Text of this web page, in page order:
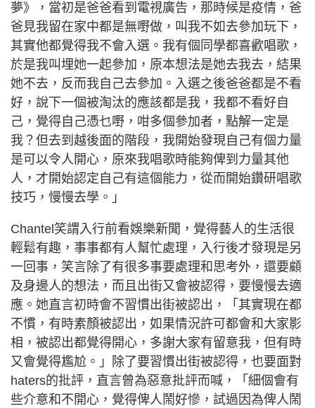
夢》，當初是爸爸看到電視廣告，那時候是疫情，爸
爸見我留在家中都是無嘢做，叫我不如去參加玩下，
其實他都覺得我不會入選。我有個同學都喜歡唱歌，
於是我叫埋她一起參加，原本想法是她去我去，結果
她不去，反而我自己去參加。入選之後爸爸都是不看
好，說下一個被淘汰的應該都是我，我都不看好自
己，覺得自己憑乜嘢，咁多個參加者，點解一定是
我？但去到越後面的階段，我開始發現自己有個力量
是可以令人開心，原來我唱歌時能夠俾到力量其他
人，才開始認定自己有這個能力，從而開始鑽研唱歌
技巧，慢慢去學。」
Chantel笑謂入行前看娛樂新聞，覺得藝人的生活很
輕鬆有趣，事事都有人幫忙處理，入行後才發現是另
一回事，笑言除了有很多事要處理和思考外，還要顧
及身邊人的想法，而且出街又會被認得，要慢慢去適
應。她直言初時會不習慣出街被認出，「其實現在都
不慣，有時素顏被認出，如果情況許可都會和大家影
相，被認出都覺得開心，多謝大家有留意我，但有時
又會覺得尷尬。」除了要習慣出街被認得，也要面對
haters的批評，直言曾為惡意批評而喊，「細個會有
些介意和不開心，覺得俾人鬧好慘，試過因為俾人鬧